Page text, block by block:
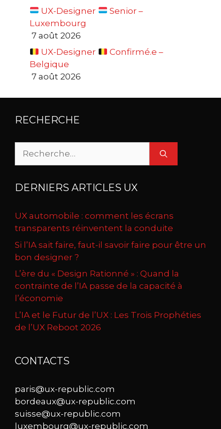
UX-Designer
Senior –
Luxembourg
7 août 2026
UX-Designer
Confirmé.e –
Belgique
7 août 2026
RECHERCHE
Rechercher :
DERNIERS ARTICLES UX
UX automobile : comment les écrans
transparents réinventent la conduite
Si l’IA sait faire, faut-il savoir faire pour être un
bon designer ?
L’ère du « Design Rationné » : Quand la
contrainte de l’IA passe de la capacité à
l’économie
L’IA et le Futur de l’UX : Les Trois Prophéties
de l’UX Reboot 2026
CONTACTS
paris@ux-republic.com
bordeaux@ux-republic.com
suisse@ux-republic.com
luxembourg@ux-republic.com